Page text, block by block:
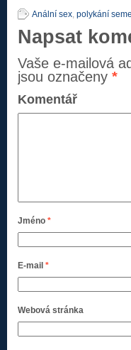
Anální sex, polykání
Napsat
Vaše e-mailová
jsou označeny *
Komentář
Jméno *
E-mail *
Webová stránka